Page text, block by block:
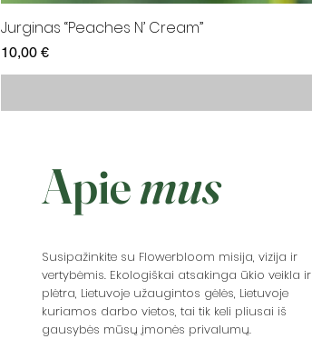
Jurginas “Peaches N’ Cream”
Kaina
10,00 €
Apiemus
Susipažinkite su Flowerbloom misija, vizija ir
vertybėmis. Ekologiškai atsakinga ūkio veikla ir
plėtra, Lietuvoje užaugintos gėlės, Lietuvoje
kuriamos darbo vietos, tai tik keli pliusai iš
gausybės mūsų įmonės privalumų.